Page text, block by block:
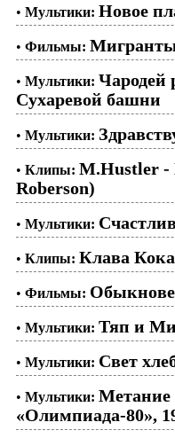
• Мультики: Новое
• Фильмы:
• Мультики: Чародей
Сухаревой башни
• Мультики:
• Клипы: M.Hustler -
Roberson)
• Мультики:
• Клипы: Клава
• Фильмы:
• Мультики: Тяп и
• Мультики: Свет
• Мультики: Метание
«Олимпиада-80»,